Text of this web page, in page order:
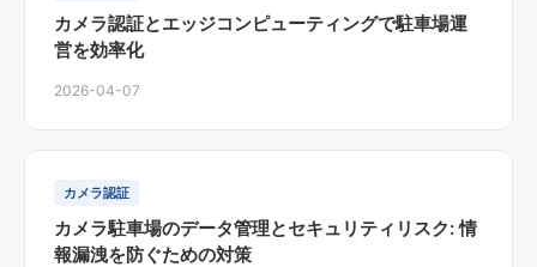
カメラ認証とエッジコンピューティングで駐車場運
営を効率化
2026-04-07
カメラ認証
カメラ駐車場のデータ管理とセキュリティリスク: 情
報漏洩を防ぐための対策